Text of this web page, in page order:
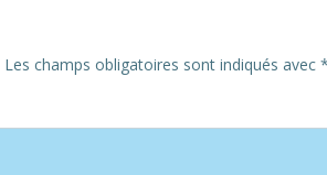
Les champs obligatoires sont indiqués avec *